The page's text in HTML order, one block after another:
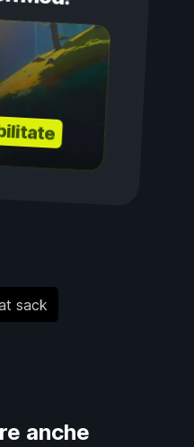
sack
anche